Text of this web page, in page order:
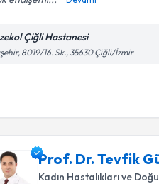
Çiğli Hastanesi
8019/16. Sk., 35630 Çiğli/İzmir
Prof. Dr. Tevfik
Kadın Hastalıkları ve